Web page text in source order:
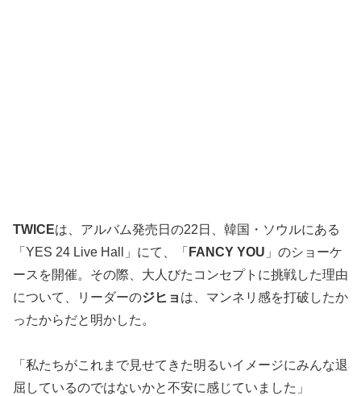
TWICEは、アルバム発売日の22日、韓国・ソウルにある
「YES 24 Live Hall」にて、「 FANCY YOU 」のショーケ
ースを開催。その際、大人びたコンセプトに挑戦した理由
について、リーダーのジヒョ は、マンネリ感を打破したか
ったからだと明かした。
「私たちがこれまで見せてきた明るいイメージにみんな退
屈しているのではないかと不安に感じていました」